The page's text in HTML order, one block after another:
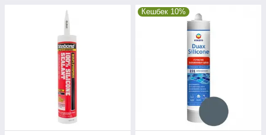
Кешбек 10%